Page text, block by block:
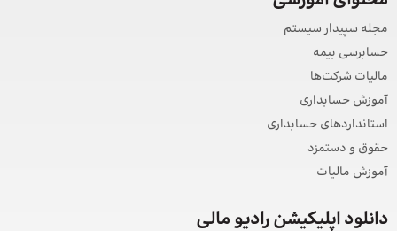
مجله سپیدار سیستم
حسابرسی بیمه
مالیات شرکت‌ها
آموزش حسابداری
استانداردهای حسابداری
حقوق و دستمزد
آموزش مالیات
دانلود اپلیکیشن رادیو مالی